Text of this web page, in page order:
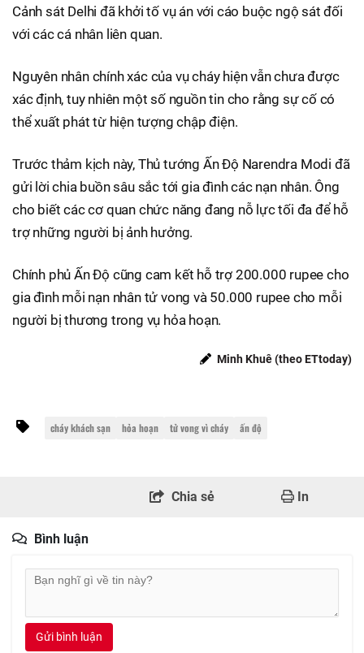
Cảnh sát Delhi đã khởi tố vụ án với cáo buộc ngộ sát đối
với các cá nhân liên quan.
Nguyên nhân chính xác của vụ cháy hiện vẫn chưa được
xác định, tuy nhiên một số nguồn tin cho rằng sự cố có
thể xuất phát từ hiện tượng chập điện.
Trước thảm kịch này, Thủ tướng Ấn Độ Narendra Modi đã
gửi lời chia buồn sâu sắc tới gia đình các nạn nhân. Ông
cho biết các cơ quan chức năng đang nỗ lực tối đa để hỗ
trợ những người bị ảnh hưởng.
Chính phủ Ấn Độ cũng cam kết hỗ trợ 200.000 rupee cho
gia đình mỗi nạn nhân tử vong và 50.000 rupee cho mỗi
người bị thương trong vụ hỏa hoạn.
Minh Khuê (theo ETtoday)
cháy khách sạn hỏa hoạn tử vong vì cháy ấn độ
Chia sẻ In
Bình luận
Gửi bình luận